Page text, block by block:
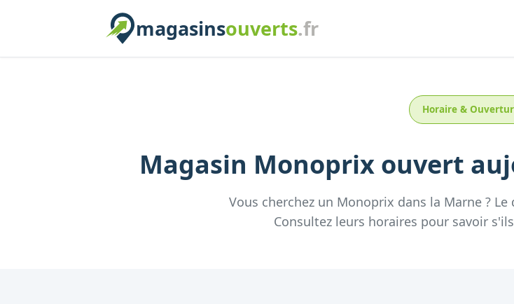
magasinsouverts.fr
Horaire &
Magasin Monoprixouvert
Vous cherchez un Monoprix dans la Marne? Le
Consultez leurs horaires pour savoir